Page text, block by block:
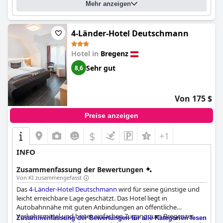
Mehr anzeigen
4-Länder-Hotel Deutschmann
Hotel in Bregenz
8,6 Sehr gut
Von 175 $
Preise anzeigen
$ +1
INFO
Zusammenfassung der Bewertungen
Von KI zusammengefasst
Das4-Länder-Hotel Deutschmann wird für seine günstige und
leicht erreichbare Lage geschätzt. Das Hotel liegt in
Autobahnnähe mit guten Anbindungen an öffentliche
Verkehrsmittel und bietet einfachen Zugang zum Bregenzer
Zusammenfassung der Bewertungen für alle Kategorien lesen